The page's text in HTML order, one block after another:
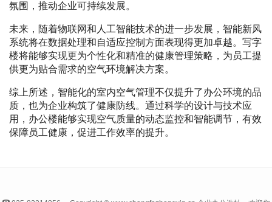
氛围，推动企业可持续发展。
未来，随着物联网和人工智能技术的进一步发展，智能新风
系统将在数据处理和自适应控制方面表现得更加卓越。写字
楼将能够实现更为个性化和精准的健康管理策略，为员工提
供更为贴合需求的空气环境解决方案。
综上所述，智能化的室内空气管理不仅提升了办公环境的品
质，也为企业构筑了健康防线。通过科学的设计与技术应
用，办公楼能够实现空气质量的动态监控和智能调节，有效
保障员工健康，促进工作效率的提升。